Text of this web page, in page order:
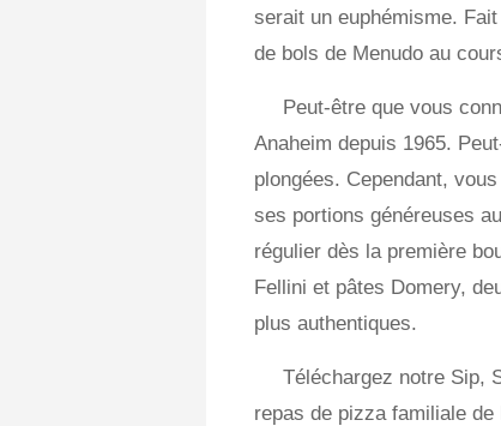
serait un euphémisme.
de bols de Menudo au
Peut-être que vous
Anaheim depuis 1965.
plongées. Cependant,
ses portions généreuses
régulier dès la première
Fellini et pâtes Domery,
plus authentiques.
Téléchargez notre Sip,
repas de pizza familiale de